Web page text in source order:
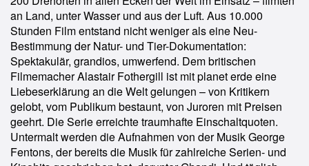
an Land, unter Wasser und aus der Luft. Aus 10.000
Stunden Film entstand nicht weniger als eine Neu-
Bestimmung der Natur- und Tier-Dokumentation:
Spektakulär, grandios, umwerfend. Dem britischen
Filmemacher Alastair Fothergill ist mit planet erde eine
Liebeserklärung an die Welt gelungen – von Kritikern
gelobt, vom Publikum bestaunt, von Juroren mit Preisen
geehrt. Die Serie erreichte traumhafte Einschaltquoten.
Untermalt werden die Aufnahmen von der Musik George
Fentons, der bereits die Musik für zahlreiche Serien- und